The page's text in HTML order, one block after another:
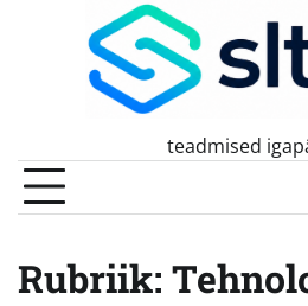
teadmised
Rubriik: